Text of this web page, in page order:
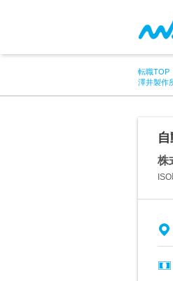
転職TOP
澤井製作
株